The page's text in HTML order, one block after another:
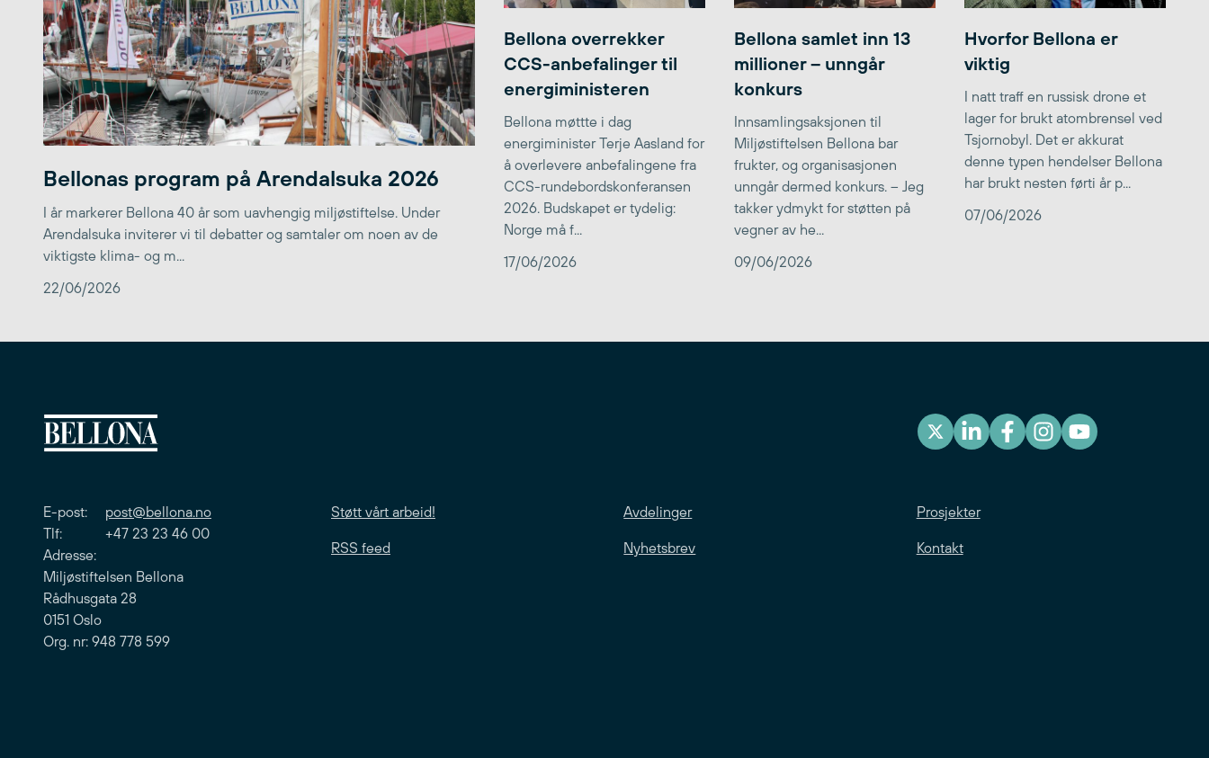
Bellonas program på Arendalsuka 2026
I år markerer Bellona 40 år som uavhengig miljøstiftelse. Under
Arendalsuka inviterer vi til debatter og samtaler om noen av de
viktigste klima- og m...
22/06/2026
Bellona overrekker
CCS-anbefalinger til
energiministeren
Bellona møttte i dag
energiminister Terje Aasland for
å overlevere anbefalingene fra
CCS-rundebordskonferansen
2026. Budskapet er tydelig:
Norge må f...
17/06/2026
Bellona samlet inn 13
millioner – unngår
konkurs
Innsamlingsaksjonen til
Miljøstiftelsen Bellona bar
frukter, og organisasjonen
unngår dermed konkurs. – Jeg
takker ydmykt for støtten på
vegner av he...
09/06/2026
Hvorfor Bellona er
viktig
I natt traff en russisk drone et
lager for brukt atombrensel ved
Tsjornobyl. Det er akkurat
denne typen hendelser Bellona
har brukt nesten førti år p...
07/06/2026
E-post: post@bellona.no
Tlf: +47 23 23 46 00
Adresse:
Miljøstiftelsen Bellona
Rådhusgata 28
0151 Oslo
Org. nr: 948 778 599
Støtt vårt arbeid! Avdelinger Prosjekter
RSS feed Nyhetsbrev Kontakt